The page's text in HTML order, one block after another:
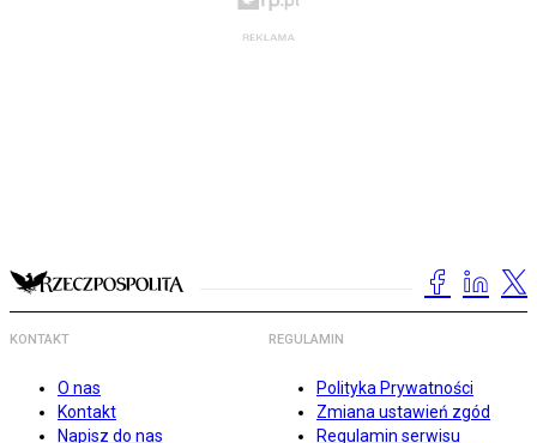
KONTAKT
O nas
Kontakt
Napisz do nas
REGULAMIN
Polityka Prywatności
Zmiana ustawień zgód
Regulamin serwisu